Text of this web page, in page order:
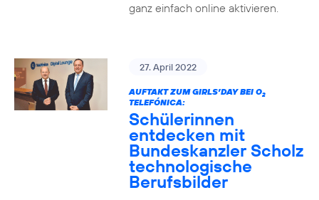
ganz einfach online aktivieren.
27. April 2022
AUFTAKT ZUM GIRLS’DAY BEI O2
TELEFÓNICA:
Schülerinnen
entdecken mit
Bundeskanzler Scholz
technologische
Berufsbilder